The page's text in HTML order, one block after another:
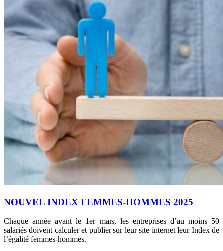
NOUVEL INDEX FEMMES-HOMMES 2025
Chaque année avant le 1er mars, les entreprises d’au moins 50
salariés doivent calculer et publier sur leur site internet leur Index de
l’égalité femmes-hommes.